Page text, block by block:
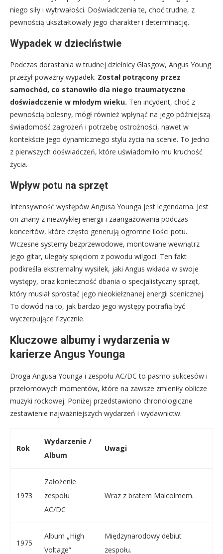
niego siły i wytrwałości. Doświadczenia te, choć trudne, z
pewnością ukształtowały jego charakter i determinację.
Wypadek w dzieciństwie
Podczas dorastania w trudnej dzielnicy Glasgow, Angus Young
przeżył poważny wypadek. Został potrącony przez
samochód, co stanowiło dla niego traumatyczne
doświadczenie w młodym wieku. Ten incydent, choć z
pewnością bolesny, mógł również wpłynąć na jego późniejszą
świadomość zagrożeń i potrzebę ostrożności, nawet w
kontekście jego dynamicznego stylu życia na scenie. To jedno
z pierwszych doświadczeń, które uświadomiło mu kruchość
życia.
Wpływ potu na sprzęt
Intensywność występów Angusa Younga jest legendarna. Jest
on znany z niezwykłej energii i zaangażowania podczas
koncertów, które często generują ogromne ilości potu.
Wczesne systemy bezprzewodowe, montowane wewnątrz
jego gitar, ulegały spięciom z powodu wilgoci. Ten fakt
podkreśla ekstremalny wysiłek, jaki Angus wkłada w swoje
występy, oraz konieczność dbania o specjalistyczny sprzęt,
który musiał sprostać jego nieokiełznanej energii scenicznej.
To dowód na to, jak bardzo jego występy potrafią być
wyczerpujące fizycznie.
Kluczowe albumy i wydarzenia w
karierze Angus Younga
Droga Angusa Younga i zespołu AC/DC to pasmo sukcesów i
przełomowych momentów, które na zawsze zmieniły oblicze
muzyki rockowej. Poniżej przedstawiono chronologiczne
zestawienie najważniejszych wydarzeń i wydawnictw.
Rok
Wydarzenie /
Album
Uwagi
1973
Założenie
zespołu
AC/DC
Wraz z bratem Malcolmem.
1975
Album „High
Voltage”
Międzynarodowy debiut
zespołu.